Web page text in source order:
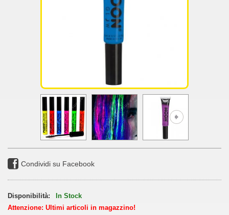
Condividi su Facebook
Disponibilità:
In Stock
Attenzione: Ultimi articoli in magazzino!